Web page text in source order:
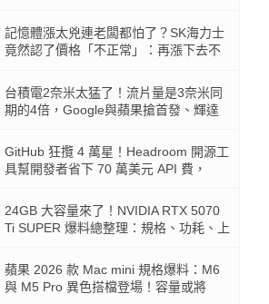
記憶體漲太兇連老闆都怕了？SK海力士
竟然認了價格「不正常」：再漲下去不
台積電2奈米太猛了！流片量是3奈米同
期的4倍，Google與蘋果搶首發、輝達
GitHub 狂攬 4 萬星！Headroom 開源工
具幫開發者省下 70 萬美元 API 費，
24GB 大容量來了！NVIDIA RTX 5070
Ti SUPER 爆料總整理：規格、功耗、上
蘋果 2026 款 Mac mini 規格爆料：M6
與 M5 Pro 異色搭檔登場！容量或將